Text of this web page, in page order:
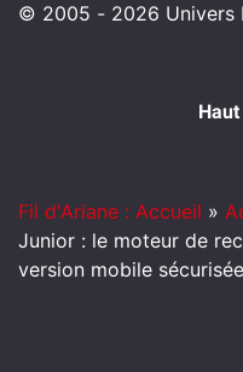
© 2005 - 2026 Univers
Fil d'Ariane : Accueil »
Junior : le moteur de
version mobile